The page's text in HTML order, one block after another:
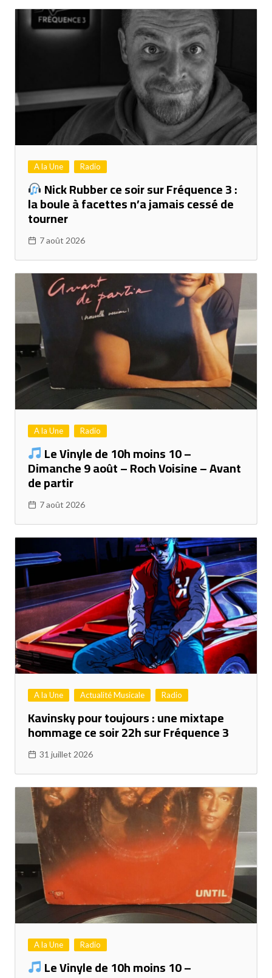
A la Une Radio
Nick Rubber ce soir sur Fréquence 3 :
la boule à facettes n’a jamais cessé de
tourner
7 août 2026
A la Une Radio
Le Vinyle de 10h moins 10 –
Dimanche 9 août – Roch Voisine – Avant
de partir
7 août 2026
A la Une Actualité Musicale Radio
Kavinsky pour toujours : une mixtape
hommage ce soir 22h sur Fréquence 3
31 juillet 2026
A la Une Radio
Le Vinyle de 10h moins 10 –